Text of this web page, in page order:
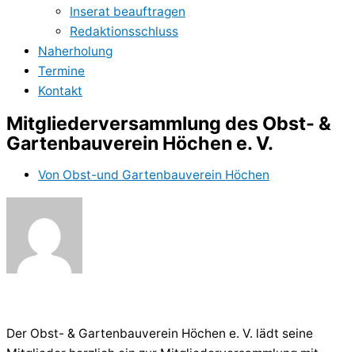
Inserat beauftragen
Redaktionsschluss
Naherholung
Termine
Kontakt
Mitgliederversammlung des Obst- &
Gartenbauverein Höchen e. V.
Von Obst-und Gartenbauverein Höchen
Der Obst- & Gartenbauverein Höchen e. V. lädt seine